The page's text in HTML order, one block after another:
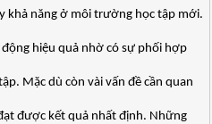
khả năng ở môi trường học tập mới.
hiệu quả nhờ có sự phối hợp
Mặc dù còn vài vấn đề cần quan
được kết quả nhất định. Những